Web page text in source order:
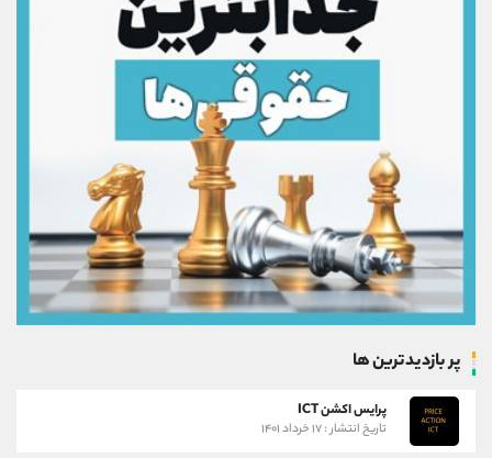
پر بازدیدترین ها
پرایس اکشن ICT
تاریخ انتشار : ۱۷ خرداد ۱۴۰۱